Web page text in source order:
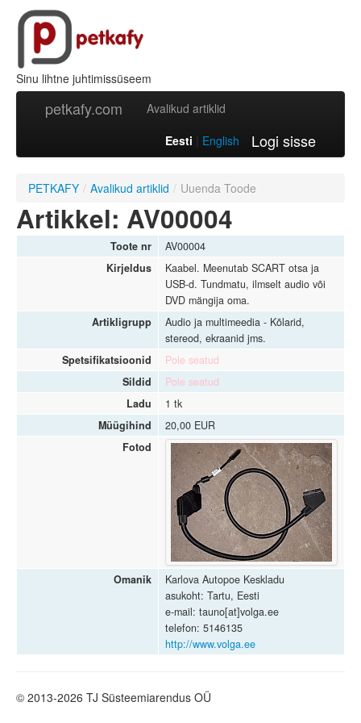
Sinu lihtne juhtimissüseem
petkafy.com Avalikud artiklid
Logi sisse
Eesti English
PETKAFY / Avalikud artiklid / Uuenda Toode
Artikkel: AV00004
Toote nr
AV00004
Kirjeldus
Kaabel. Meenutab SCART otsa ja
USB-d. Tundmatu, ilmselt audio või
DVD mängija oma.
Artikligrupp
Audio ja multimeedia - Kõlarid,
stereod, ekraanid jms.
Spetsifikatsioonid
Pole seatud
Sildid
Pole seatud
Ladu
1 tk
Müügihind
20,00 EUR
Fotod
Omanik
Karlova Autopoe Keskladu
asukoht: Tartu, Eesti
e-mail: tauno[at]volga.ee
telefon: 5146135
http://www.volga.ee
© 2013-2026 TJ Süsteemiarendus OÜ